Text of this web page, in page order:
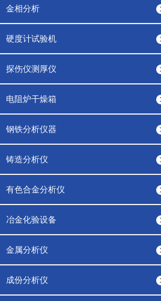
金相分析
硬度计试验机
探伤仪测厚仪
电阻炉干燥箱
钢铁分析仪器
铸造分析仪
有色合金分析仪
冶金化验设备
金属分析仪
成份分析仪